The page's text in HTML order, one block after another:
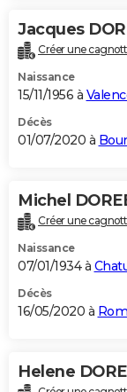
Jacques
Créer une
Naissance
15/11/1956 à
Décès
01/07/2020 à
Michel
Créer une
Naissance
07/01/1934 à
Décès
16/05/2020 à
Helene